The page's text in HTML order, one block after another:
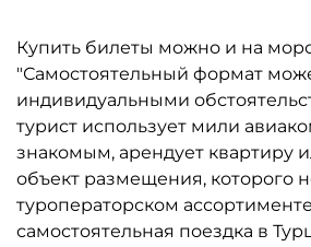
Купить билеты можно и на
"Самостоятельный формат
индивидуальными
турист использует мили
знакомым, арендует квартиру
объект размещения, которого
туроператорском
самостоятельная поездка в